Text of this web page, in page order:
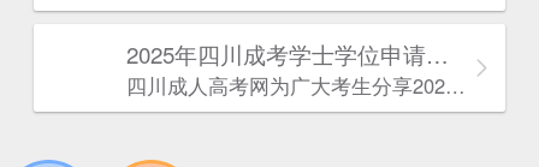
2025年‌‌‌‌四川成考学士学位申请条件
四川成人高考网​为广大考生分享2025年‌‌‌‌四川成考学士学位申请条件。为广大在职人员和社会人士提供学历提升的机会。更多四川成考考试信息，欢迎在线访问四川成人高考网。